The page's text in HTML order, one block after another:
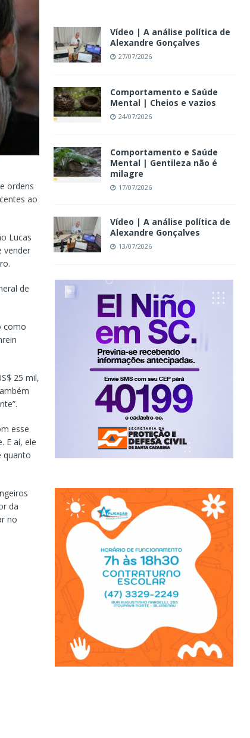
ordens
ao
Lucas
vender
de
como
25 mil,
esse
E aí, ele
quanto
da
no
Vídeo | A análise política de
Alexandre Gonçalves
27/07/2026
Comportamento e Saúde
Mental | Cheios e vazios
24/07/2026
Comportamento e Saúde
Mental | Gentileza não é
milagre
17/07/2026
Vídeo | A análise política de
Alexandre Gonçalves
13/07/2026